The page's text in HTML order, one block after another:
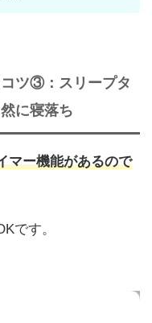
ツ③：スリープタ
に寝落ち
マー機能があるので
です。